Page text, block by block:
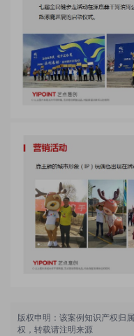
版权申明：该案例知识产权归
权，转载请注明来源